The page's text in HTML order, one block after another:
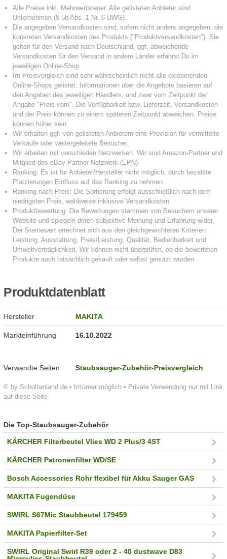
Produktdatenblatt
© by Schottenland.de • Irrtümer möglich • Private Verwendung nur mit Link
auf diese Seite
Hersteller MAKITA
Markteinführung 16.10.2022
Verwandte Seiten Staubsauger-Zubehör-Preisvergleich
Die Top-Staubsauger-Zubehör
KÄRCHER Filterbeutel Vlies WD 2 Plus/3 4ST
KÄRCHER Patronenfilter WD/SE
Bosch Accessories Rohr flexibel für Akku Sauger GAS
MAKITA Fugendüse
SWIRL S67Mic Staubbeutel 179459
MAKITA Papierfilter-Set
SWIRL Original Swirl R39 oder 2 - 40 dustwave D83